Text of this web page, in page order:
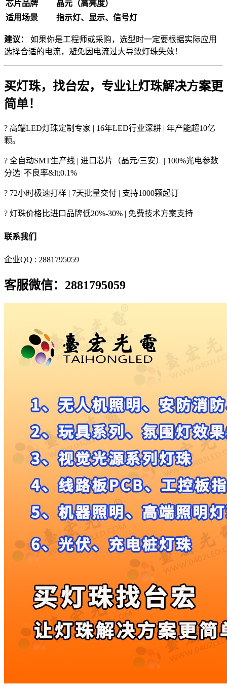
芯片品牌
晶元（高亮度）
适用场景
指示灯、显示、信号灯
建议：
如果你是工程师或采购，选型时一定要根据实际应用
选择合适的电流，避免因电流过大导致灯珠失效！
买灯珠，找台宏，专业让灯珠解决方案更
简单！
? 高端LED灯珠定制专家 | 16年LED行业深耕 | 年产能超10亿
颗。
? 全自动SMT生产线 | 进口芯片（晶元/三安）| 100%光电参数
分选| 不良率&lt;0.1%
? 72小时极速打样 | 7天批量交付 | 支持1000颗起订
? 灯珠价格比进口品牌低20%-30% | 免费技术方案支持
联系我们
企业QQ : 2881795059
客服微信：2881795059